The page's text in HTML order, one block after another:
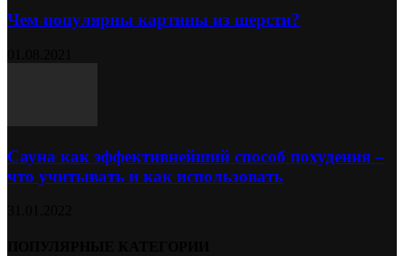
Чем популярны картины из шерсти?
Сауна как эффективнейший способ похудения –
что учитывать и как использовать